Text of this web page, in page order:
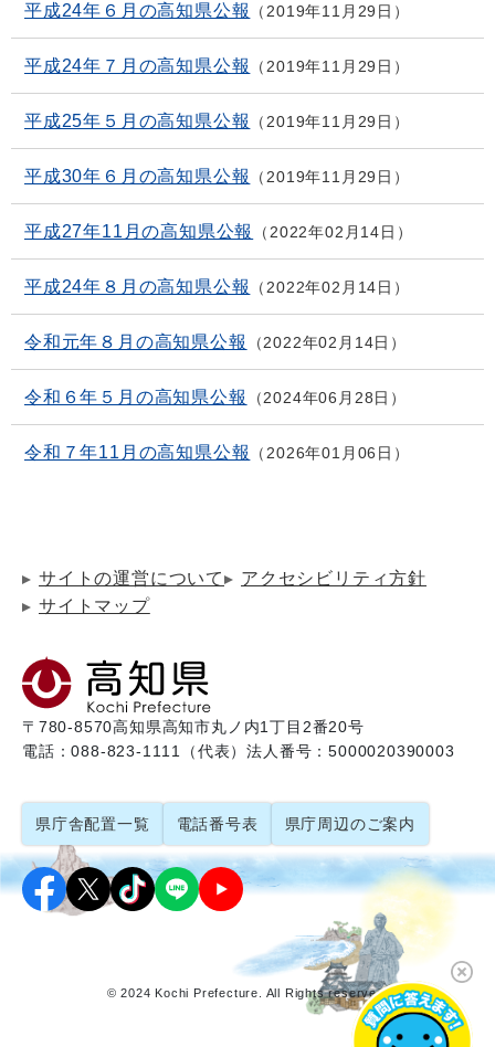
平成24年６月の高知県公報 2019年11月29日
平成24年７月の高知県公報 2019年11月29日
平成25年５月の高知県公報 2019年11月29日
平成30年６月の高知県公報 2019年11月29日
平成27年11月の高知県公報 2022年02月14日
平成24年８月の高知県公報 2022年02月14日
令和元年８月の高知県公報 2022年02月14日
令和６年５月の高知県公報 2024年06月28日
令和７年11月の高知県公報 2026年01月06日
サイトの運営について
アクセシビリティ方針
サイトマップ
〒780-8570高知県高知市丸ノ内1丁目2番20号
電話：088-823-1111（代表）法人番号：5000020390003
県庁舎配置一覧 電話番号表 県庁周辺のご案内
© 2024 Kochi Prefecture. All Rights reserved.